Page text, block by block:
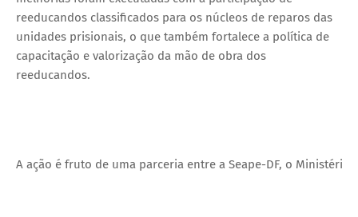
reeducandos classificados para os núcleos de reparos das
unidades prisionais, o que também fortalece a política de
capacitação e valorização da mão de obra dos
reeducandos.
A ação é fruto de uma parceria entre a Seape-DF, o